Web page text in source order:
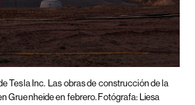
Tesla Inc. Las obras de construcción de la
Gruenheide en febrero. Fotógrafa: Liesa